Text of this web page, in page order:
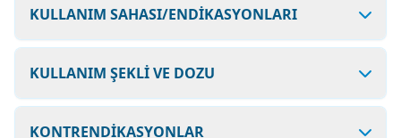
KULLANIM SAHASI/ENDİKASYONLARI
KULLANIM ŞEKLİ VE DOZU
KONTRENDİKASYONLAR